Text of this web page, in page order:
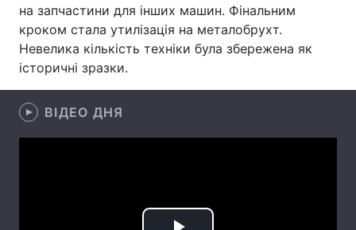
Екологія Регіони
Лонгріди
на запчастини для інших машин. Фінальним
кроком стала утилізація на металобрухт.
Невелика кількість техніки була збережена як
історичні зразки.
ВІДЕО ДНЯ